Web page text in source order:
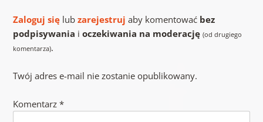
Zaloguj sięlub zarejestruj aby komentować bez
podpisywania i oczekiwania na moderację (od drugiego
komentarza).
Twój adres e-mail nie zostanie opublikowany.
Komentarz *